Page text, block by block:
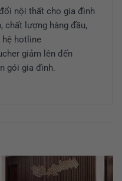
nội thất cho gia đình
chất lượng hàng đầu,
hệ hotline
giảm lên đến
gói gia đình.